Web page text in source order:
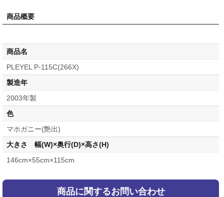
商品概要
商品名
PLEYEL P-115C(266X)
製造年
2003年製
色
マホガニー(艶出)
大きさ 幅(W)×奥行(D)×高さ(H)
146cm×55cm×115cm
商品に関するお問い合わせ